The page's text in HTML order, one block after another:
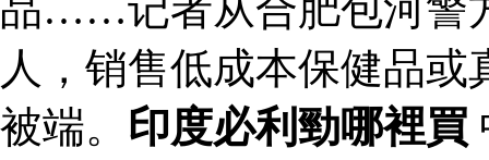
人，销售低成本保健品
被端。 印度必利勁哪裡買